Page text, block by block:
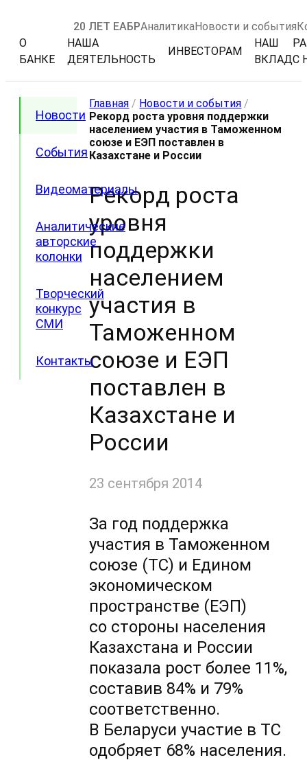
20 ЛЕТ ЕАБРАналитикаНовости и события
О
БАНКЕ
НАША
ДЕЯТЕЛЬНОСТЬ
ИНВЕСТОРАМ
НАШ
ВКЛАДС
Новости
События
Видеоматериалы
Аналитические
авторские
колонки
Творческий
конкурс
СМИ
Контакты
Главная / Новости и события /
Рекорд роста уровня поддержки
населением участия в Таможенном
союзе и ЕЭП поставлен в
Казахстане и России
Рекорд роста
уровня
поддержки
населением
участия в
Таможенном
союзе и ЕЭП
поставлен в
Казахстане и
России
23 сентября 2014
За год поддержка
участия в Таможенном
союзе (ТС) и Едином
экономическом
пространстве (ЕЭП)
со стороны населения
Казахстана и России
показала рост более 11%,
составив 84% и 79%
соответственно.
В Беларуси участие в ТС
одобряет 68% населения.